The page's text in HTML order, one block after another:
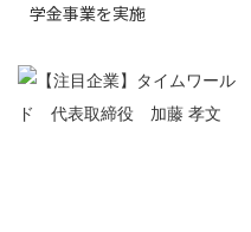
学金事業を実施